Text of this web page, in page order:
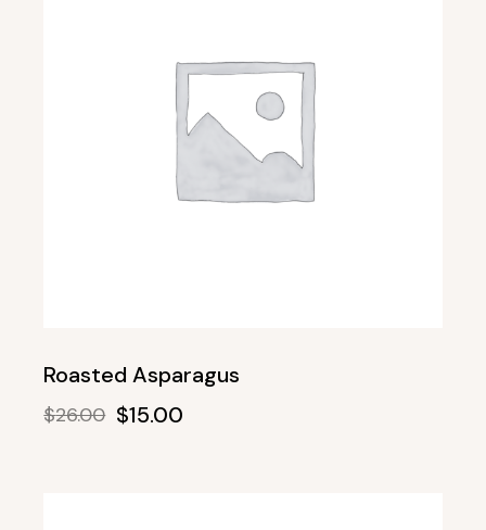
Roasted Asparagus
$26.00
Original$15.00
Current